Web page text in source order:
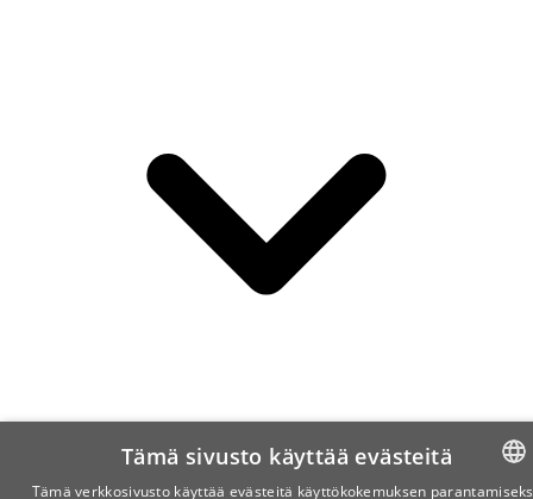
Tämä sivusto käyttää evästeitä
Tämä verkkosivusto käyttää evästeitä käyttökokemuksen